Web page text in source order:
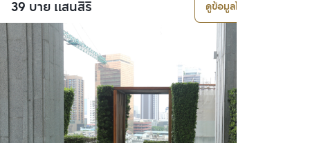
39 บาย แสนสิริ ดูข้อมูลโครงการ